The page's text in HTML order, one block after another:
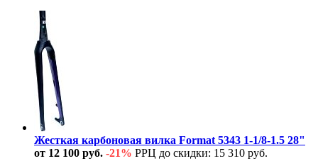
Жесткая карбоновая вилка Format 5343 1-1/8-1.5 28"
от 12 100 руб. -21% РРЦ до скидки: 15 310 руб.